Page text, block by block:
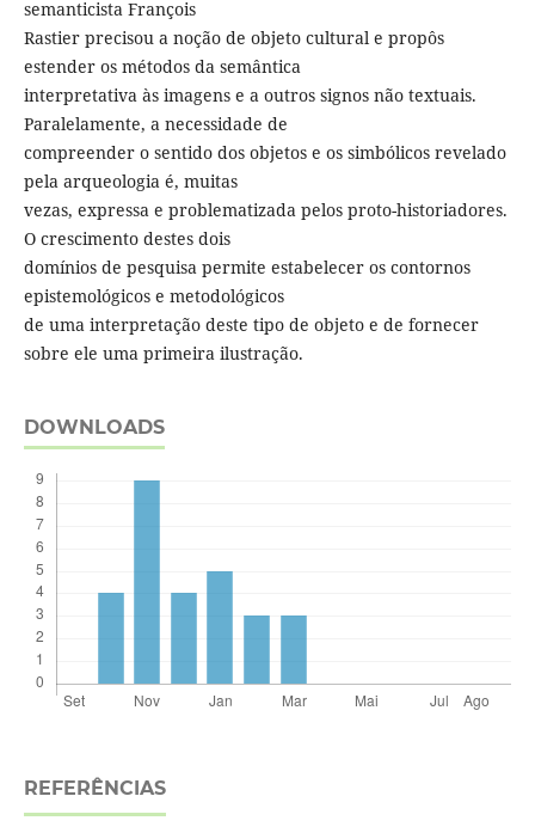
semanticista François
Rastier precisou a noção de objeto cultural e propôs
estender os métodos da semântica
interpretativa às imagens e a outros signos não textuais.
Paralelamente, a necessidade de
compreender o sentido dos objetos e os simbólicos revelado
pela arqueologia é, muitas
vezas, expressa e problematizada pelos proto-historiadores.
O crescimento destes dois
domínios de pesquisa permite estabelecer os contornos
epistemológicos e metodológicos
de uma interpretação deste tipo de objeto e de fornecer
sobre ele uma primeira ilustração.
DOWNLOADS
REFERÊNCIAS